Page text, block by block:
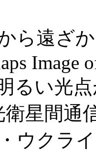
ら遠ざ
Image
るい光
星間通
ウクラ